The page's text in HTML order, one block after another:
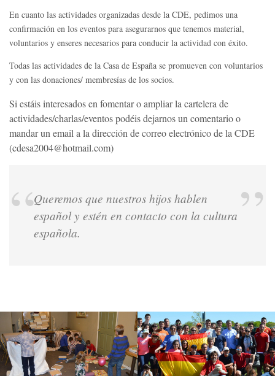
NOSOTROS
ENLACES
FACEBOOK
En cuanto las actividades organizadas desde la CDE, pedimos una
confirmación en los eventos para asegurarnos que tenemos material,
voluntarios y enseres necesarios para conducir la actividad con éxito.
Todas las actividades de la Casa de España se promueven con voluntarios
y con las donaciones/ membresías de los socios.
Si estáis interesados en fomentar o ampliar la cartelera de
actividades/charlas/eventos podéis dejarnos un comentario o
mandar un email a la dirección de correo electrónico de la CDE
(cdesa2004@hotmail.com)
Queremos que nuestros hijos hablen
español y estén en contacto con la cultura
española.